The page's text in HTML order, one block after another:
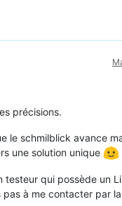
précisions.
le schmilblick avance
une solution unique
testeur qui possède un
à me contacter par